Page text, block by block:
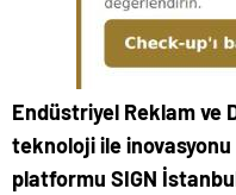
Endüstriyel Reklam ve
teknoloji ile
platformu SIGN